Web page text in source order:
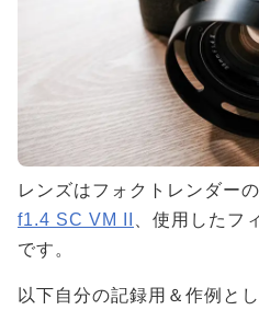
レンズはフォクトレンダーの
f1.4 SC VM II
、使用したフ
です。
以下自分の記録用＆作例と